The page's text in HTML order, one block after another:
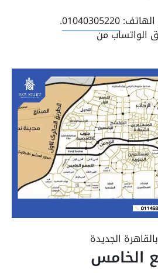
01040305220
.
الواتساب من
الجديدة
الخامس